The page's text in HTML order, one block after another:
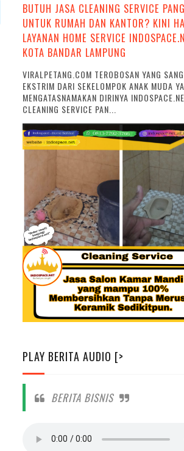
BUTUH JASA CLEANING SERVICE
UNTUK RUMAH DAN KANTOR? KINI
LAYANAN HOME SERVICE
KOTA BANDAR LAMPUNG
VIRALPETANG.COM TEROBOSAN YANG
EKSTRIM DARI SEKELOMPOK ANAK MUDA
MENGATASNAMAKAN DIRINYA
CLEANING SERVICE PAN...
PLAY BERITA AUDIO [>
BERITA BISNIS